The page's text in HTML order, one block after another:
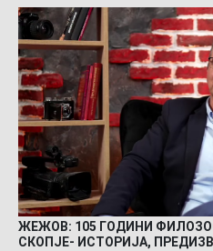
ЖЕЖОВ: 105 ГОДИНИ
СКОПЈЕ- ИСТОРИЈА,